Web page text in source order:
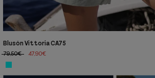
Blusón Vittoria CA75
79,50€
47,90€